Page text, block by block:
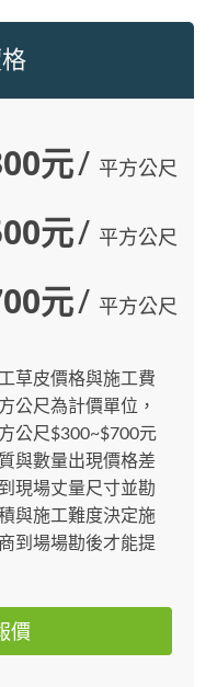
元/ 平方公尺
元/ 平方公尺
元/ 平方公尺
草皮價格與施工費
公尺為計價單位，
公尺$300~$700元
與數量出現價格差
現場丈量尺寸並勘
與施工難度決定施
到場場勘後才能提
價